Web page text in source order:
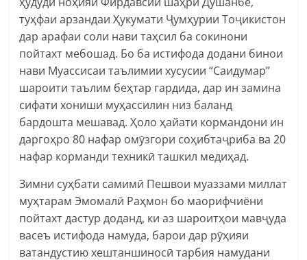
туҳфаи арзандаи Ҳукумати Ҷумҳурии Тоҷикистон
дар арафаи соли нави таҳсил ба сокинони
пойтахт мебошад. Бо ба истифода додани бинои
нави Муассисаи таълимии хусусии “Саидумар”
шароити таълим беҳтар гардида, дар ин замина
сифати хониши муҳассилин низ баланд
бардошта мешавад. Ҳоло ҳайати кормандони ин
даргоҳро 80 нафар омӯзгори соҳибтаҷриба ва 20
нафар корманди техникӣ ташкил медиҳад.
Зимни суҳбати самимӣ Пешвои муаззами миллат
муҳтарам Эмомалӣ Раҳмон бо маорифчиёни
пойтахт дастур доданд, ки аз шароитҳои мавҷуда
васеъ истифода намуда, барои дар рӯҳияи
ватандустию хештаншиносӣ тарбия намудани